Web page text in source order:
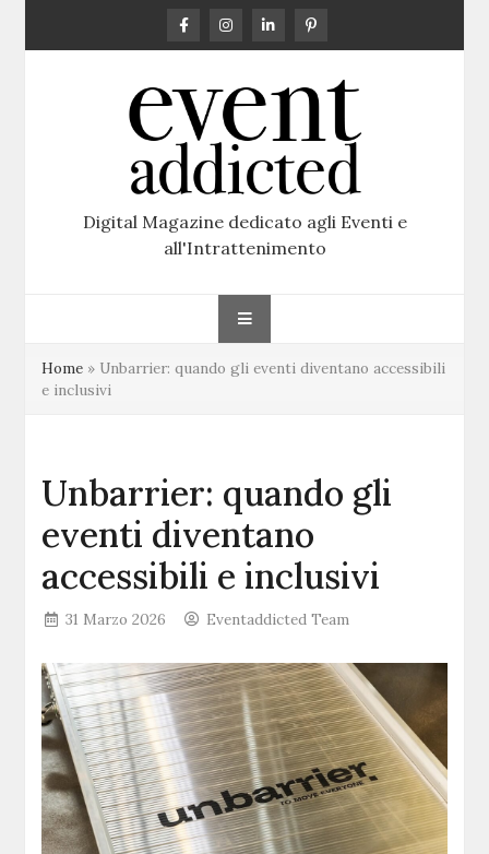
Digital Magazine dedicato agli Eventi e
all'Intrattenimento
Home » Unbarrier: quando gli eventi diventano accessibili
e inclusivi
Unbarrier: quando gli
eventi diventano
accessibili e inclusivi
31 Marzo 2026 Eventaddicted Team